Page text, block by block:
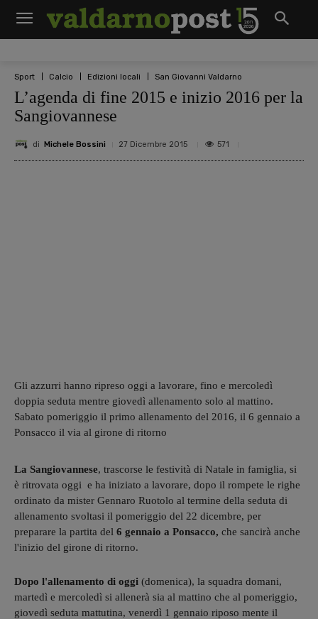
Sport Calcio Edizioni locali San Giovanni Valdarno
L’agenda di fine 2015 e inizio 2016 per la
Sangiovannese
di Michele Bossini 27 Dicembre 2015 571
Gli azzurri hanno ripreso oggi a lavorare, fino e mercoledì
doppia seduta mentre giovedì allenamento solo al mattino.
Sabato pomeriggio il primo allenamento del 2016, il 6 gennaio a
Ponsacco il via al girone di ritorno
La Sangiovannese, trascorse le festività di Natale in famiglia, si
è ritrovata oggi e ha iniziato a lavorare, dopo il rompete le righe
ordinato da mister Gennaro Ruotolo al termine della seduta di
allenamento svoltasi il pomeriggio del 22 dicembre, per
preparare la partita del 6 gennaio a Ponsacco, che sancirà anche
l'inizio del girone di ritorno.
Dopo l'allenamento di oggi (domenica), la squadra domani,
martedì e mercoledì si allenerà sia al mattino che al pomeriggio,
giovedì seduta mattutina, venerdì 1 gennaio riposo mente il